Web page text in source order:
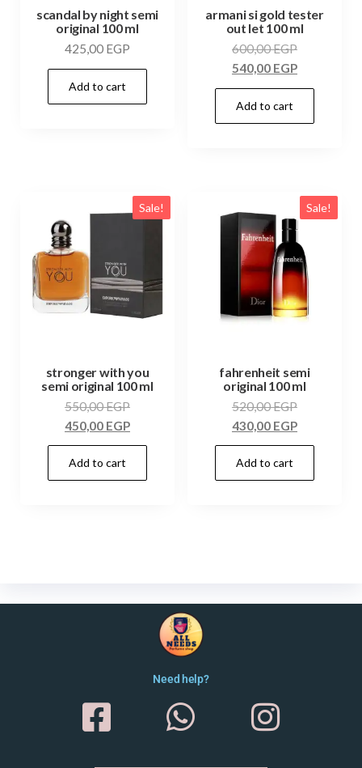
scandal by night semi
original 100 ml
425,00 EGP
Add to cart
armani si gold tester
out let 100 ml
600,00EGP
540,00 EGP
Add to cart
Sale!
stronger with you
semi original 100 ml
550,00EGP
450,00 EGP
Add to cart
Sale!
fahrenheit semi
original 100 ml
520,00EGP
430,00 EGP
Add to cart
Need help?